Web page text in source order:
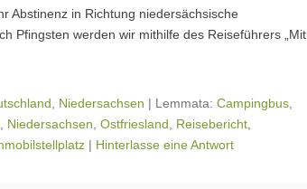
Abstinenz in Richtung niedersächsische
Pfingsten werden wir mithilfe des Reiseführers „Mit
Niedersachsen | Lemmata: Campingbus
Niedersachsen Ostfriesland Reisebericht
| Hinterlasse eine Antwort